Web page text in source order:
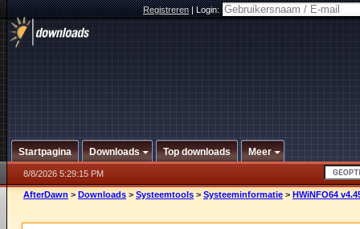
Registreren|Login:
Startpagina Downloads Top downloads Meer
8/8/2026 5:29:15 PM
AfterDawn > Downloads > Systeemtools > Systeeminformatie > HWiNFO64